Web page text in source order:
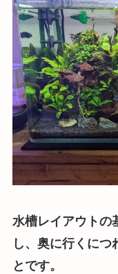
水槽レイアウトの
し、奥に行くにつ
とです。